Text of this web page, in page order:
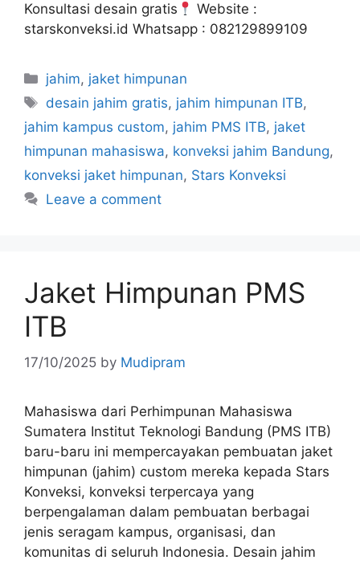
Konsultasi desain gratis
Website :
starskonveksi.id Whatsapp : 082129899109
jahim, jaket himpunan
desain jahim gratis, jahim himpunan ITB,
jahim kampus custom, jahim PMS ITB, jaket
himpunan mahasiswa, konveksi jahim Bandung,
konveksi jaket himpunan, Stars Konveksi
Leave a comment
Jaket Himpunan PMS
ITB
17/10/2025 by Mudipram
Mahasiswa dari Perhimpunan Mahasiswa
Sumatera Institut Teknologi Bandung (PMS ITB)
baru-baru ini mempercayakan pembuatan jaket
himpunan (jahim) custom mereka kepada Stars
Konveksi, konveksi terpercaya yang
berpengalaman dalam pembuatan berbagai
jenis seragam kampus, organisasi, dan
komunitas di seluruh Indonesia. Desain jahim